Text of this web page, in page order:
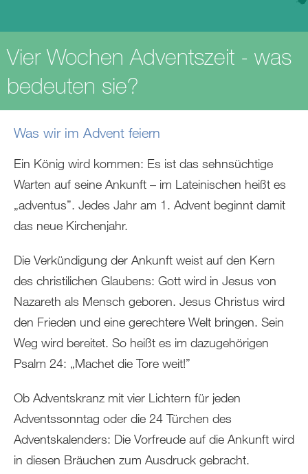
Vier Wochen Adventszeit - was
bedeuten sie?
Was wir im Advent feiern
Ein König wird kommen: Es ist das sehnsüchtige
Warten auf seine Ankunft – im Lateinischen heißt es
„adventus”. Jedes Jahr am 1. Advent beginnt damit
das neue Kirchenjahr.
Die Verkündigung der Ankunft weist auf den Kern
des christilichen Glaubens: Gott wird in Jesus von
Nazareth als Mensch geboren. Jesus Christus wird
den Frieden und eine gerechtere Welt bringen. Sein
Weg wird bereitet. So heißt es im dazugehörigen
Psalm 24: „Machet die Tore weit!”
Ob Adventskranz mit vier Lichtern für jeden
Adventssonntag oder die 24 Türchen des
Adventskalenders: Die Vorfreude auf die Ankunft wird
in diesen Bräuchen zum Ausdruck gebracht.